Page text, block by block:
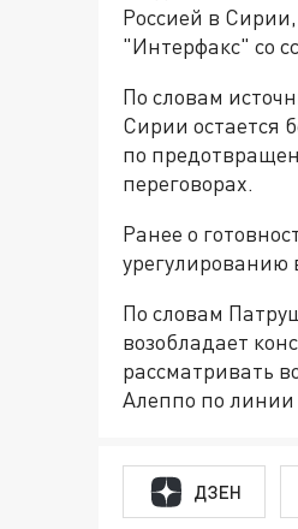
Россией в
"Интерфакс" со
По словам
Сирии остается
по
переговорах.
Ранее о
урегулированию
По словам
возобладает
рассматривать
Алеппо по
ДЗЕН